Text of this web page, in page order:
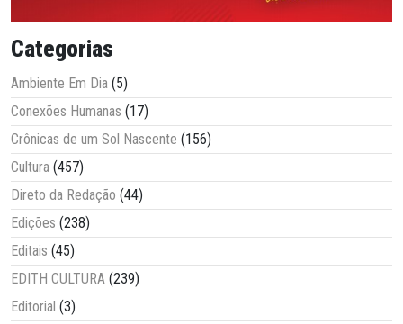
Categorias
Ambiente Em Dia (5)
Conexões Humanas (17)
Crônicas de um Sol Nascente (156)
Cultura (457)
Direto da Redação (44)
Edições (238)
Editais (45)
EDITH CULTURA (239)
Editorial (3)